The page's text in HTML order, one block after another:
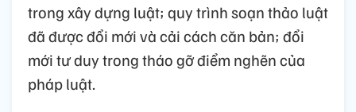
trong xây dựng luật; quy trình soạn thảo luật
đã được đổi mới và cải cách căn bản; đổi
mới tư duy trong tháo gỡ điểm nghẽn của
pháp luật.